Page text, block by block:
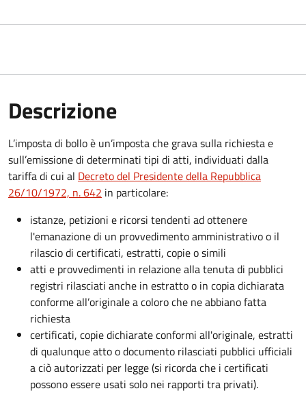
Descrizione
L’imposta di bollo è un’imposta che grava sulla richiesta e
sull’emissione di determinati tipi di atti, individuati dalla
tariffa di cui al Decreto del Presidente della Repubblica
26/10/1972, n. 642 in particolare:
istanze, petizioni e ricorsi tendenti ad ottenere
l'emanazione di un provvedimento amministrativo o il
rilascio di certificati, estratti, copie o simili
atti e provvedimenti in relazione alla tenuta di pubblici
registri rilasciati anche in estratto o in copia dichiarata
conforme all’originale a coloro che ne abbiano fatta
richiesta
certificati, copie dichiarate conformi all'originale, estratti
di qualunque atto o documento rilasciati pubblici ufficiali
a ciò autorizzati per legge (si ricorda che i certificati
possono essere usati solo nei rapporti tra privati).